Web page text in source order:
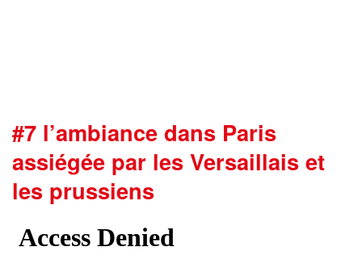
#7 l’ambiance dans Paris
assiégée par les Versaillais et
les prussiens